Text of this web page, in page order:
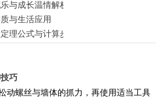
与成长温情解析
与生活应用
理公式与计算步骤
巧
动螺丝与墙体的抓力，再使用适当工具